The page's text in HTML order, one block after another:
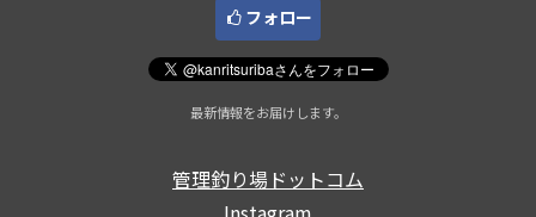
フォロー
最新情報をお届けします。
管理釣り場ドットコム